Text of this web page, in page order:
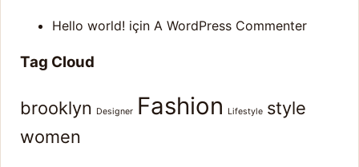
Hello world! için A WordPress Commenter
Tag Cloud
brooklyn Designer Fashion Lifestyle style
women